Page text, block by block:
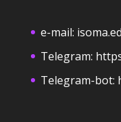
e-mail:
Telegram:
Telegram-bot: